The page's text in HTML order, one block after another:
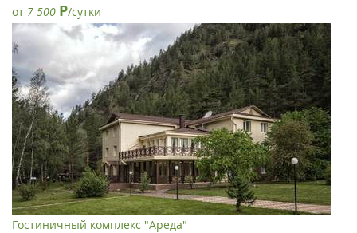
от 7 500 Р/сутки
Гостиничный комплекс "Ареда"